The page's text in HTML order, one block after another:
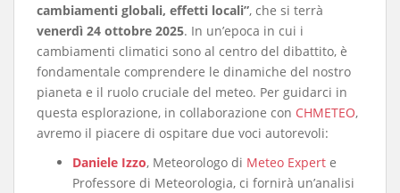
cambiamenti globali, effetti locali”, che si terrà
venerdì 24 ottobre 2025. In un’epoca in cui i
cambiamenti climatici sono al centro del dibattito, è
fondamentale comprendere le dinamiche del nostro
pianeta e il ruolo cruciale del meteo. Per guidarci in
questa esplorazione, in collaborazione con CHMETEO,
avremo il piacere di ospitare due voci autorevoli:
Daniele Izzo, Meteorologo di Meteo Expert e
Professore di Meteorologia, ci fornirà un’analisi